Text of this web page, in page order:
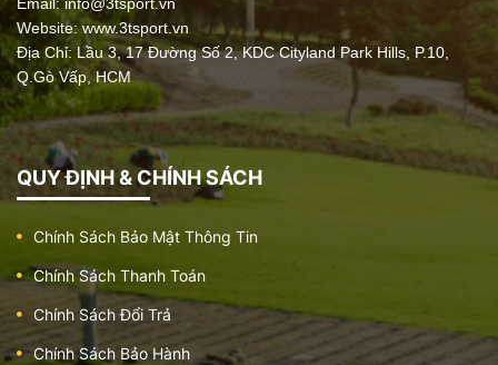
Website: www.3tsport.vn
Địa Chỉ: Lầu 3, 17 Đường Số 2, KDC Cityland Park Hills, P.10,
Q.Gò Vấp, HCM
QUY ĐỊNH & CHÍNH SÁCH
Chính Sách Bảo Mật Thông Tin
Chính Sách Thanh Toán
Chính Sách Đổi Trả
Chính Sách Bảo Hành